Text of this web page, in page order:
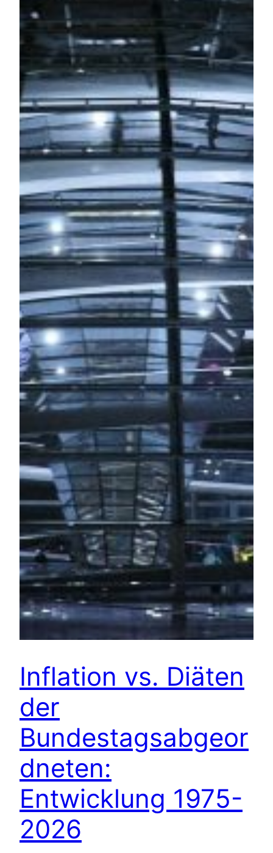
Inflation vs. Diäten
der
Bundestagsabgeor
dneten:
Entwicklung 1975-
2026